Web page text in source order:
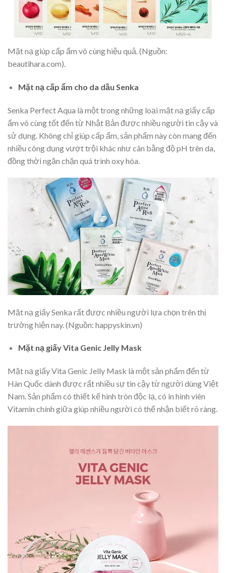
Mặt nạ giúp cấp ẩm vô cùng hiệu quả. (Nguồn:
beautihara.com).
Mặt nạ cấp ẩm cho da dầu Senka
Senka Perfect Aqua là một trong những loại mặt nạ giấy cấp
ẩm vô cùng tốt đến từ Nhật Bản được nhiều người tin cậy và
sử dụng. Không chỉ giúp cấp ẩm, sản phẩm này còn mang đến
nhiều công dụng vượt trội khác như cân bằng độ pH trên da,
đồng thời ngăn chặn quá trình oxy hóa.
Mặt nạ giấy Senka rất được nhiều người lựa chọn trên thị
trường hiện nay. (Nguồn: happyskin.vn)
Mặt nạ giấy Vita Genic Jelly Mask
Mặt nạ giấy Vita Genic Jelly Mask là một sản phẩm đến từ
Hàn Quốc dành được rất nhiều sự tin cậy từ người dùng Việt
Nam. Sản phẩm có thiết kế hình tròn độc lạ, có in hình viên
Vitamin chính giữa giúp nhiều người có thể nhận biết rõ ràng.